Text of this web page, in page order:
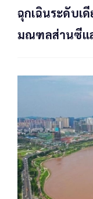
ฉุกเฉินระดับเ
มณฑลส่านซีแ